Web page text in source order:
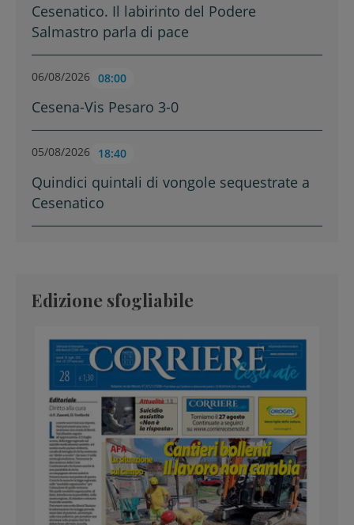
Cesenatico. Il labirinto del Podere
Salmastro parla di pace
06/08/2026 08:00
Cesena-Vis Pesaro 3-0
05/08/2026 18:40
Quindici quintali di vongole sequestrate a
Cesenatico
Edizione sfogliabile